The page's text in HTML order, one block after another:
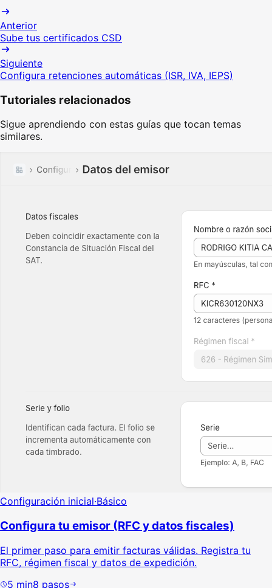
Anterior
Sube tus certificados CSD
Siguiente
Configura retenciones automáticas (ISR, IVA, IEPS)
Tutoriales relacionados
Sigue aprendiendo con estas guías que tocan temas
similares.
Configuración inicial·Básico
Configura tu emisor (RFC y datos fiscales)
El primer paso para emitir facturas válidas. Registra tu
RFC, régimen fiscal y datos de expedición.
5 min8 pasos